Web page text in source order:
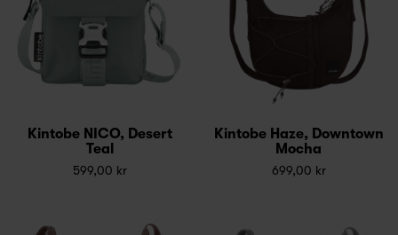
Kintobe NICO, Desert
Teal
599,00 kr
Kintobe Haze, Downtown
Mocha
699,00 kr